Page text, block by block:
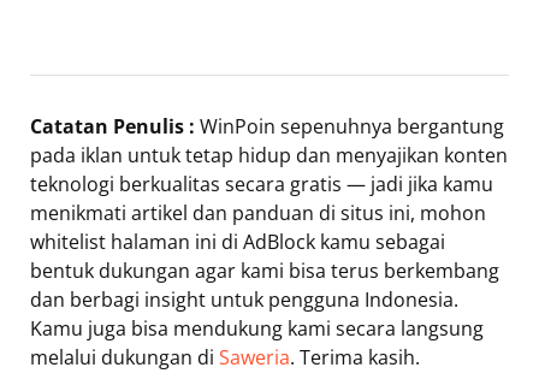
Catatan Penulis : WinPoin sepenuhnya bergantung
pada iklan untuk tetap hidup dan menyajikan konten
teknologi berkualitas secara gratis — jadi jika kamu
menikmati artikel dan panduan di situs ini, mohon
whitelist halaman ini di AdBlock kamu sebagai
bentuk dukungan agar kami bisa terus berkembang
dan berbagi insight untuk pengguna Indonesia.
Kamu juga bisa mendukung kami secara langsung
melalui dukungan di Saweria. Terima kasih.